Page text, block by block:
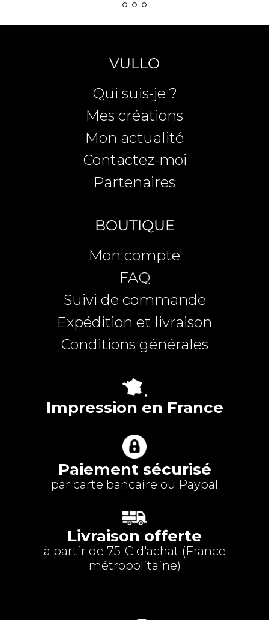
VULLO
Qui suis-je ?
Mes créations
Mon actualité
Contactez-moi
Partenaires
BOUTIQUE
Mon compte
FAQ
Suivi de commande
Expédition et livraison
Conditions générales
Impression en France
Paiement sécurisé
par carte bancaire ou Paypal
Livraison offerte
à partir de 75 € d'achat (France
métropolitaine)